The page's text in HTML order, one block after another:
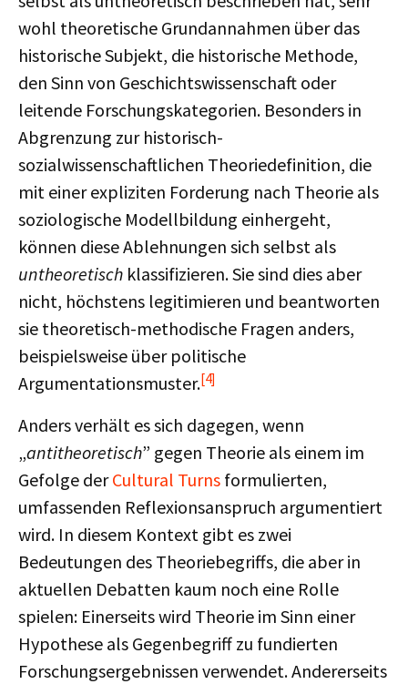
wohl theoretische Grundannahmen über das
historische Subjekt, die historische Methode,
den Sinn von Geschichtswissenschaft oder
leitende Forschungskategorien. Besonders in
Abgrenzung zur historisch-
sozialwissenschaftlichen Theoriedefinition, die
mit einer expliziten Forderung nach Theorie als
soziologische Modellbildung einhergeht,
können diese Ablehnungen sich selbst als
untheoretisch klassifizieren. Sie sind dies aber
nicht, höchstens legitimieren und beantworten
sie theoretisch-methodische Fragen anders,
beispielsweise über politische
Argumentationsmuster.[4]
Anders verhält es sich dagegen, wenn
„antitheoretisch” gegen Theorie als einem im
Gefolge derCultural Turns formulierten,
umfassenden Reflexionsanspruch argumentiert
wird. In diesem Kontext gibt es zwei
Bedeutungen des Theoriebegriffs, die aber in
aktuellen Debatten kaum noch eine Rolle
spielen: Einerseits wird Theorie im Sinn einer
Hypothese als Gegenbegriff zu fundierten
Forschungsergebnissen verwendet. Andererseits